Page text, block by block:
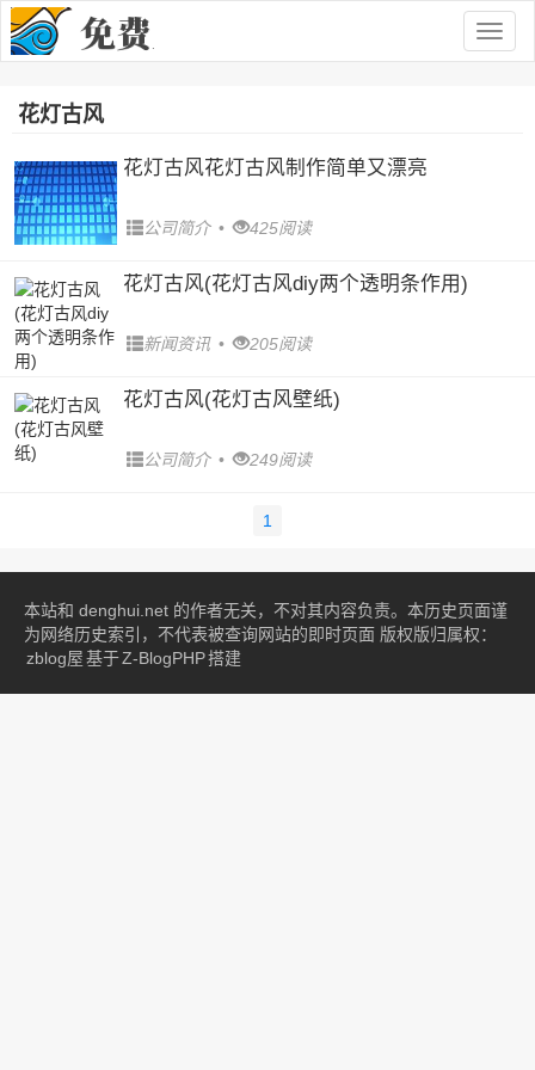
花灯古风
花灯古风花灯古风制作简单又漂亮
公司简介 • 425阅读
花灯古风(花灯古风diy两个透明条作用)
新闻资讯 • 205阅读
花灯古风(花灯古风壁纸)
公司简介 • 249阅读
1
本站和 denghui.net 的作者无关，不对其内容负责。本历史页面谨
为网络历史索引，不代表被查询网站的即时页面 版权版归属权：
zblog屋基于Z-BlogPHP搭建